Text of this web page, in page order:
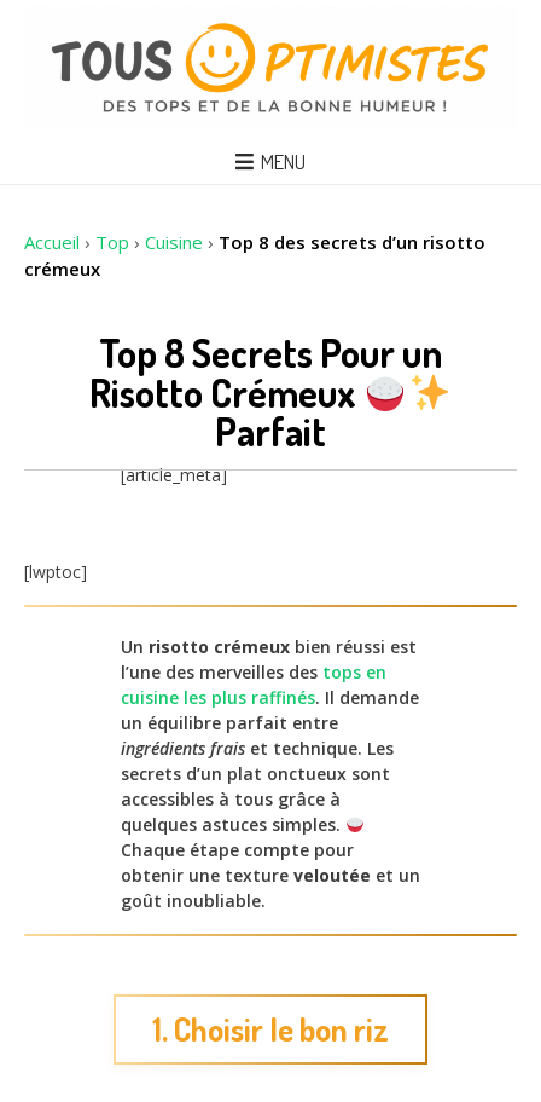
MENU
Accueil › Top › Cuisine › Top 8 des secrets d’un risotto
crémeux
Top 8 Secrets Pour un
Risotto Crémeux
Parfait
[article_meta]
[lwptoc]
Un risotto crémeux bien réussi est
l’une des merveilles des tops en
cuisine les plus raffinés. Il demande
un équilibre parfait entre
ingrédients frais et technique. Les
secrets d’un plat onctueux sont
accessibles à tous grâce à
quelques astuces simples.
Chaque étape compte pour
obtenir une texture veloutée et un
goût inoubliable.
1. Choisir le bon riz